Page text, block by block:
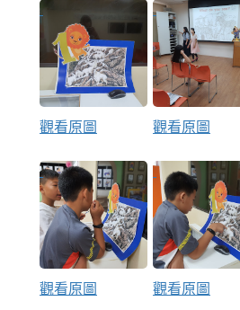
觀看原圖 觀看原圖
觀看原圖 觀看原圖